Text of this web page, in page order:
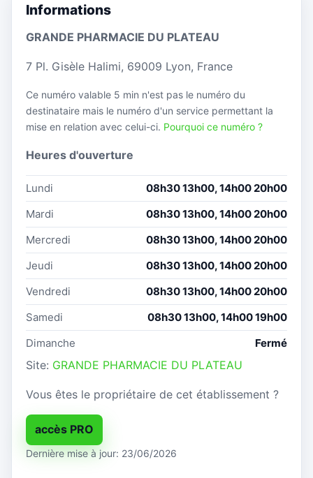
Informations
GRANDE PHARMACIE DU PLATEAU
7 Pl. Gisèle Halimi, 69009 Lyon, France
Ce numéro valable 5 min n'est pas le numéro du
destinataire mais le numéro d'un service permettant la
mise en relation avec celui-ci. Pourquoi ce numéro ?
Heures d'ouverture
Lundi
08h30 13h00, 14h00 20h00
Mardi
08h30 13h00, 14h00 20h00
Mercredi
08h30 13h00, 14h00 20h00
Jeudi
08h30 13h00, 14h00 20h00
Vendredi
08h30 13h00, 14h00 20h00
Samedi
08h30 13h00, 14h00 19h00
Dimanche
Fermé
Site: GRANDE PHARMACIE DU PLATEAU
Vous êtes le propriétaire de cet établissement ?
accès PRO
Dernière mise à jour: 23/06/2026